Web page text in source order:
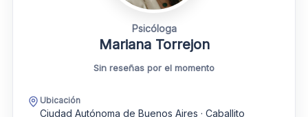
Psicóloga
Mariana Torrejon
Sin reseñas por el momento
Ubicación
Ciudad Autónoma de Buenos Aires · Caballito